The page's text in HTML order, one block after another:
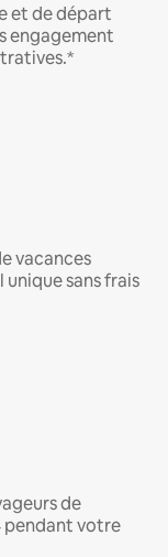
et de départ
engagement
vacances
sans frais
de
pendant votre